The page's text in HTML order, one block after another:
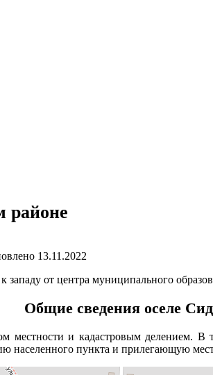
районе
13.11.2022
западу от центра муниципального
Общие сведения оселе
местности и кадастровым делением.
населенного пункта и прилегающую